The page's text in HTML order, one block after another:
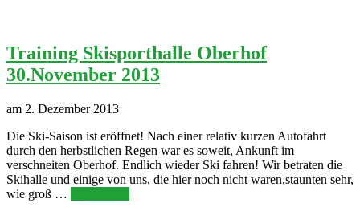
Training Skisporthalle Oberhof
30.November 2013
am 2. Dezember 2013
Die Ski-Saison ist eröffnet! Nach einer relativ kurzen Autofahrt
durch den herbstlichen Regen war es soweit, Ankunft im
verschneiten Oberhof. Endlich wieder Ski fahren! Wir betraten die
Skihalle und einige von uns, die hier noch nicht waren,staunten sehr,
wie groß …